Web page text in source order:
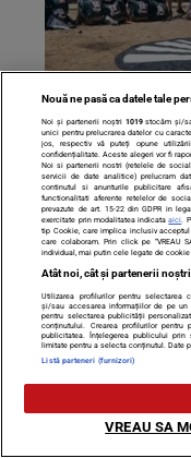
Echipa care nu a
1. Un celebru
Nouă ne pasă ca datele tale
Noi și partenerii noștri 1019stocăm și/
unici pentru prelucrarea datelor cu
jos, respectiv vă puteți opune
confidențialitate. Aceste alegeri vor fi
Noi si partenerii nostri (retelele de
servicii de date analitice) prelucram
continutul si anunturile publicitare
functionalitati aferente retelelor de
prevazute de art. 15-22 din GDPR in
exercitate prin modalitatea indicataaici .
tip Cookie, care implica inclusiv
care colaboram. Prin click pe “VREAU
individual, mai putin cele legate de
Atât noi, cât și partenerii
Utilizarea profilurilor pentru selectarea
și/sau accesarea informațiilor de pe un
pentru selectarea publicității
conținutului. Crearea profilurilor
publicitatea. Înțelegerea publicului
limitate pentru a selecta conținutul. Date
Listă parteneri (furnizori)
VREAU SA